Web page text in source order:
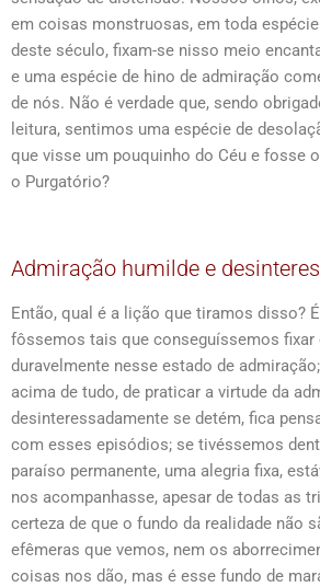
em coisas monstruosas, em toda
deste século, fixam-se nisso meio
e uma espécie de hino de admiração
de nós. Não é verdade que, sendo
leitura, sentimos uma espécie de
que visse um pouquinho do Céu e fosse
o Purgatório?
Admiração humilde e
Então, qual é a lição que tiramos disso?
fôssemos tais que conseguíssemos
duravelmente nesse estado de
acima de tudo, de praticar a virtude da
desinteressadamente se detém, fica
com esses episódios; se tivéssemos
paraíso permanente, uma alegria fixa,
nos acompanhasse, apesar de todas as
certeza de que o fundo da realidade não
efêmeras que vemos, nem os
coisas nos dão, mas é esse fundo de